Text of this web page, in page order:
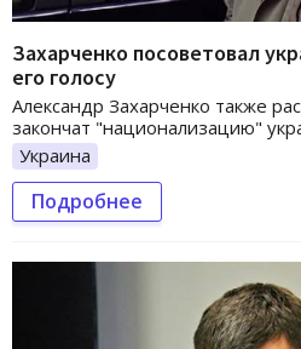
Захарченко посоветовал
его голосу
Александр Захарченко также
закончат "национализацию"
Украина
Подробнее